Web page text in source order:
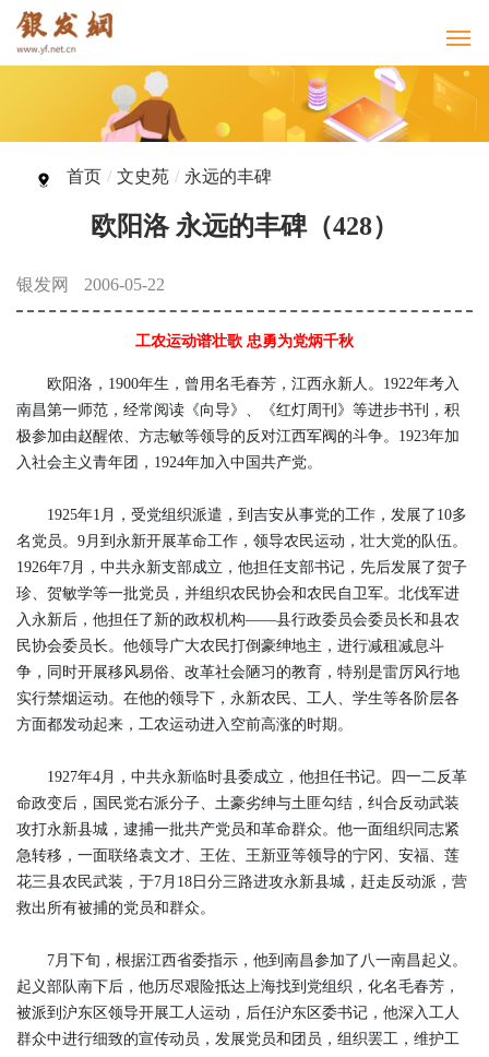
首页 / 文史苑 / 永远的丰碑
欧阳洛 永远的丰碑（428）
银发网 2006-05-22
工农运动谱壮歌 忠勇为党炳千秋
欧阳洛，1900年生，曾用名毛春芳，江西永新人。1922年考入
南昌第一师范，经常阅读《向导》、《红灯周刊》等进步书刊，积
极参加由赵醒侬、方志敏等领导的反对江西军阀的斗争。1923年加
入社会主义青年团，1924年加入中国共产党。
1925年1月，受党组织派遣，到吉安从事党的工作，发展了10多
名党员。9月到永新开展革命工作，领导农民运动，壮大党的队伍。
1926年7月，中共永新支部成立，他担任支部书记，先后发展了贺子
珍、贺敏学等一批党员，并组织农民协会和农民自卫军。北伐军进
入永新后，他担任了新的政权机构——县行政委员会委员长和县农
民协会委员长。他领导广大农民打倒豪绅地主，进行减租减息斗
争，同时开展移风易俗、改革社会陋习的教育，特别是雷厉风行地
实行禁烟运动。在他的领导下，永新农民、工人、学生等各阶层各
方面都发动起来，工农运动进入空前高涨的时期。
1927年4月，中共永新临时县委成立，他担任书记。四一二反革
命政变后，国民党右派分子、土豪劣绅与土匪勾结，纠合反动武装
攻打永新县城，逮捕一批共产党员和革命群众。他一面组织同志紧
急转移，一面联络袁文才、王佐、王新亚等领导的宁冈、安福、莲
花三县农民武装，于7月18日分三路进攻永新县城，赶走反动派，营
救出所有被捕的党员和群众。
7月下旬，根据江西省委指示，他到南昌参加了八一南昌起义。
起义部队南下后，他历尽艰险抵达上海找到党组织，化名毛春芳，
被派到沪东区领导开展工人运动，后任沪东区委书记，他深入工人
群众中进行细致的宣传动员，发展党员和团员，组织罢工，维护工